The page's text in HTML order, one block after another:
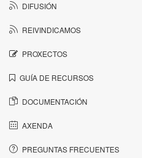
DIFUSIÓN
REIVINDICAMOS
PROXECTOS
GUÍA DE RECURSOS
DOCUMENTACIÓN
AXENDA
PREGUNTAS FRECUENTES